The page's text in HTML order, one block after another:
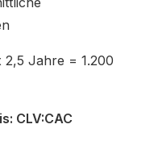
2,5 Jahre = 1.200
CLV:CAC